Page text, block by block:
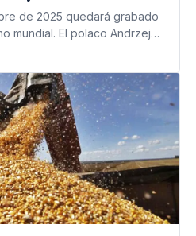
la cima
de 2025 quedará grabado
mundial. El polaco Andrzej…